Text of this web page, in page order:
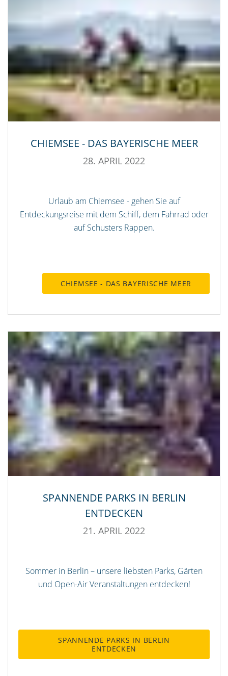
CHIEMSEE - DAS BAYERISCHE MEER
28. APRIL 2022
Urlaub am Chiemsee - gehen Sie auf
Entdeckungsreise mit dem Schiff, dem Fahrrad oder
auf Schusters Rappen.
CHIEMSEE - DAS BAYERISCHE MEER
SPANNENDE PARKS IN BERLIN
ENTDECKEN
21. APRIL 2022
Sommer in Berlin – unsere liebsten Parks, Gärten
und Open-Air Veranstaltungen entdecken!
SPANNENDE PARKS IN BERLIN
ENTDECKEN